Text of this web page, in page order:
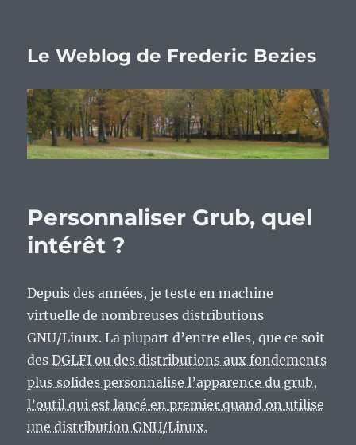
Le Weblog de Frederic Bezies
Personnaliser Grub, quel
intérêt ?
Depuis des années, je teste en machine
virtuelle de nombreuses distributions
GNU/Linux. La plupart d’entre elles, que ce soit
desDGLFI ou des distributions aux fondements
plus solides personnalise l’apparence du grub,
l’outil qui est lancé en premier quand on utilise
une distribution GNU/Linux.